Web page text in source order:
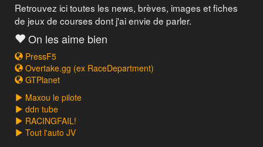
Retrouvez ici toutes les news, brèves, images et fiches
de jeux de courses dont j'ai envie de parler.
On les aime bien
PressF5
Overtake.gg (ex RaceDepartment)
GTPlanet
Maxou le pilote
ddn tube
RACINGFAIL!
Tout l'auto JV